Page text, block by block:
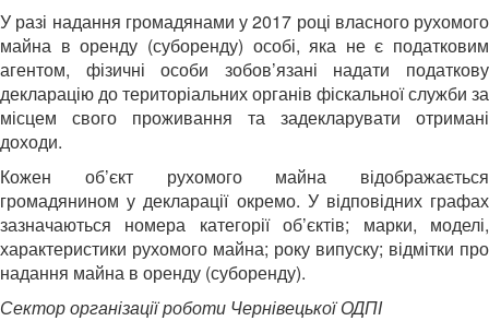
У разі надання громадянами у 2017 році власного рухомого
майна в оренду (суборенду) особі, яка не є податковим
агентом, фізичні особи зобов’язані надати податкову
декларацію до територіальних органів фіскальної служби за
місцем свого проживання та задекларувати отримані
доходи.
Кожен об’єкт рухомого майна відображається
громадянином у декларації окремо. У відповідних графах
зазначаються номера категорії об’єктів; марки, моделі,
характеристики рухомого майна; року випуску; відмітки про
надання майна в оренду (суборенду).
Сектор організації роботи Чернівецької ОДПІ